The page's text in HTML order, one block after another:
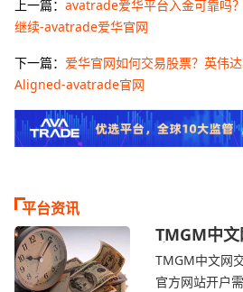
上一篇： avatrade爱华平台入金可靠吗
继续-avatrade爱华官网
下一篇： 爱华官网如何交易股票？英伟
Aligned-avatrade官网
平台资讯
TMGM中文
金价下跌，
景-TMGM
TMGM中文网
官方网站开户